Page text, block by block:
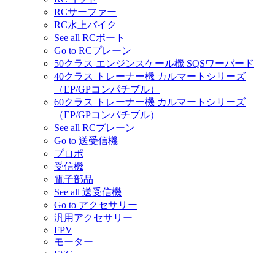
RCサーファー
RC水上バイク
See all RCボート
Go to RCプレーン
50クラス エンジンスケール機 SQSワーバード
40クラス トレーナー機 カルマートシリーズ
（EP/GPコンパチブル）
60クラス トレーナー機 カルマートシリーズ
（EP/GPコンパチブル）
See all RCプレーン
Go to 送受信機
プロポ
受信機
電子部品
See all 送受信機
Go to アクセサリー
汎用アクセサリー
FPV
モーター